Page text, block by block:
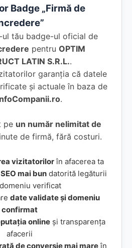
Badge „Firmă de
tău badge-ul oficial de
pentru OPTIM
LATIN S.R.L..
garanția că datele
și actuale în baza de
.
pe un număr nelimitat de
de firmă, fără costuri.
vizitatorilorîn afacerea ta
SEO mai bun datorită legăturii
verificat
date validate și domeniu
confirmat
online și transparența
afacerii
rată de conversie mai mareîn